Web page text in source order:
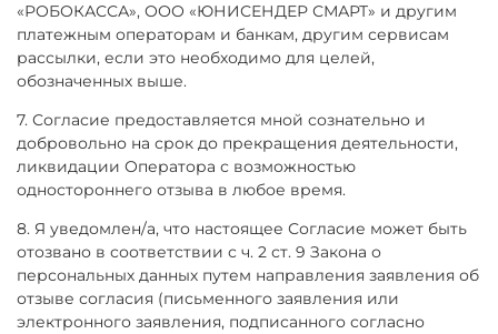
«РОБОКАССА», ООО «ЮНИСЕНДЕР СМАРТ» и другим
платежным операторам и банкам, другим сервисам
рассылки, если это необходимо для целей,
обозначенных выше.
7. Согласие предоставляется мной сознательно и
добровольно на срок до прекращения деятельности,
ликвидации Оператора с возможностью
одностороннего отзыва в любое время.
8. Я уведомлен/а, что настоящее Согласие может быть
отозвано в соответствии с ч. 2 ст. 9 Закона о
персональных данных путем направления заявления об
отзыве согласия (письменного заявления или
электронного заявления, подписанного согласно